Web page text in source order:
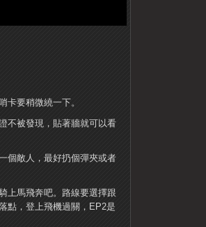
卡要稍微繞一下。
不被發現，貼著牆就可以看
個敵人，最好扔個彈夾或者
上馬飛奔吧。路線要選擇跟
點，登上飛機過關，EP2是